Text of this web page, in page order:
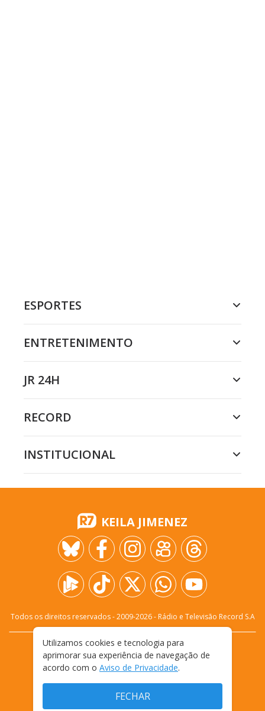
ESPORTES
ENTRETENIMENTO
JR 24H
RECORD
INSTITUCIONAL
KEILA JIMENEZ
Todos os direitos reservados - 2009-2026- Rádio e Televisão Record S.A
FALE CONOSCO
PRIVACIDADE
TERMOS E CONDIÇÕES DE USO
Utilizamos cookies e tecnologia para
aprimorar sua experiência de navegação de
acordo com o Aviso de Privacidade.
FECHAR